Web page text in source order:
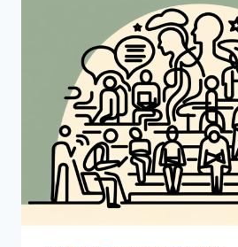
VÆRNER
MOD
ENSOMHED